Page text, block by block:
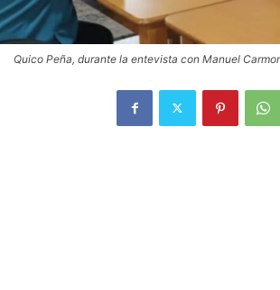
Quico Peña, durante la entevista con Manuel